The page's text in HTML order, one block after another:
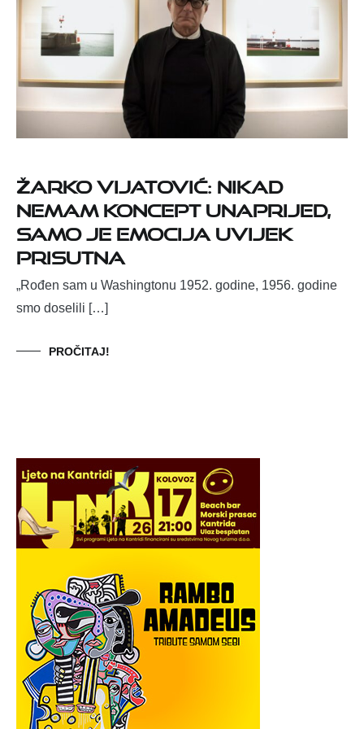
ŽARKO VIJATOVIĆ: NIKAD
NEMAM KONCEPT UNAPRIJED,
SAMO JE EMOCIJA UVIJEK
PRISUTNA
„Rođen sam u Washingtonu 1952. godine, 1956. godine
smo doselili […]
PROČITAJ!